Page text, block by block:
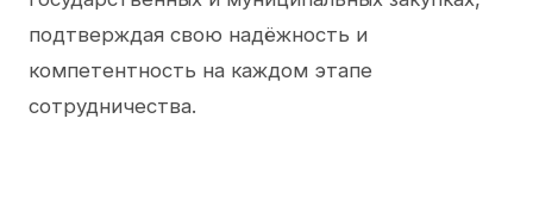
подтверждая свою надёжность и
компетентность на каждом этапе
сотрудничества.